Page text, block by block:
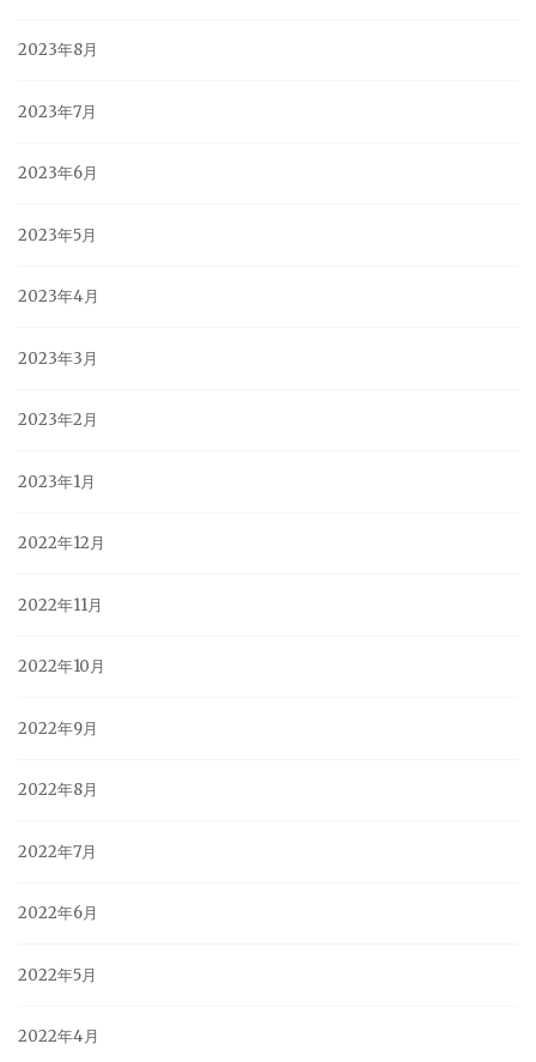
2023年8月
2023年7月
2023年6月
2023年5月
2023年4月
2023年3月
2023年2月
2023年1月
2022年12月
2022年11月
2022年10月
2022年9月
2022年8月
2022年7月
2022年6月
2022年5月
2022年4月